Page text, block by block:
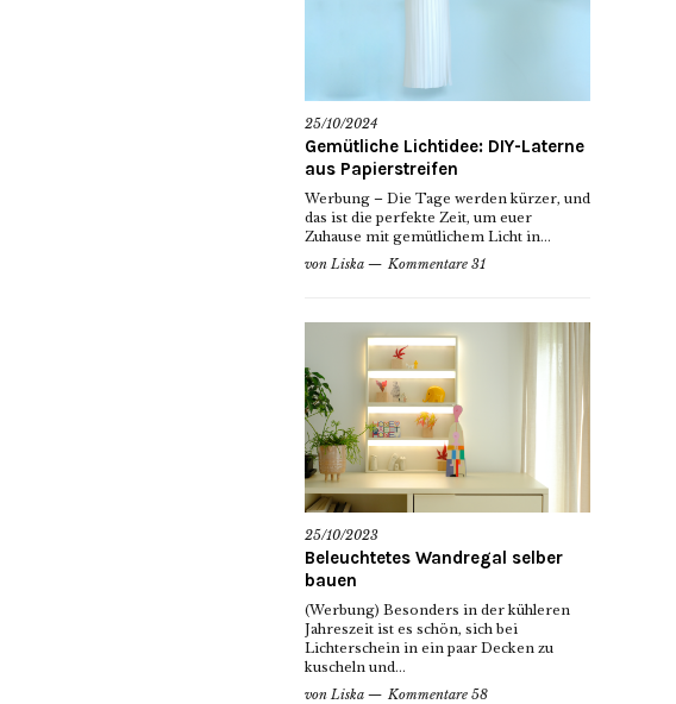
25/10/2024
Gemütliche Lichtidee: DIY-Laterne
aus Papierstreifen
Werbung – Die Tage werden kürzer, und
das ist die perfekte Zeit, um euer
Zuhause mit gemütlichem Licht in...
von Liska Kommentare 31
25/10/2023
Beleuchtetes Wandregal selber
bauen
(Werbung) Besonders in der kühleren
Jahreszeit ist es schön, sich bei
Lichterschein in ein paar Decken zu
kuscheln und...
von Liska Kommentare 58